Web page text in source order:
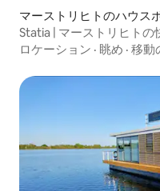
マーストリヒトのハウス
Statia | マーストリヒトの
ト
ロケーション · 眺め · 移動